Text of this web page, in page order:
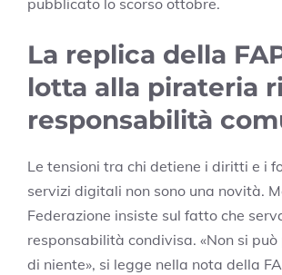
pubblicato lo scorso ottobre.
La replica della
lotta alla pirateria
responsabilità
Le tensioni tra chi detiene i diritti e i
servizi digitali non sono una novità.
Federazione insiste sul fatto che
responsabilità condivisa. «Non si
di niente», si legge nella nota della